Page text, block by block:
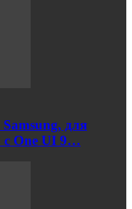
для
с One UI 9…